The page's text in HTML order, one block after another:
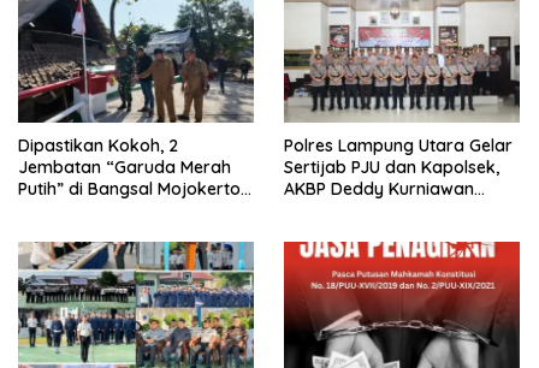
Dipastikan Kokoh, 2
Jembatan “Garuda Merah
Putih” di Bangsal Mojokerto
Polres Lampung Utara Gelar
Sertijab PJU dan Kapolsek,
AKBP Deddy Kurniawan